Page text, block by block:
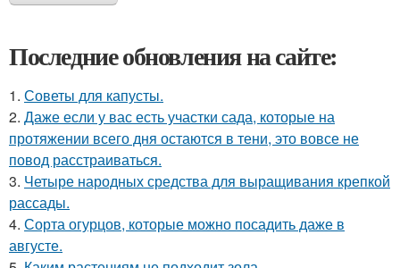
Последние обновления на сайте:
1. Советы для капусты.
2. Даже если у вас есть участки сада, которые на
протяжении всего дня остаются в тени, это вовсе не
повод расстраиваться.
3. Четыре народных средства для выращивания крепкой
рассады.
4. Сорта огурцов, которые можно посадить даже в
августе.